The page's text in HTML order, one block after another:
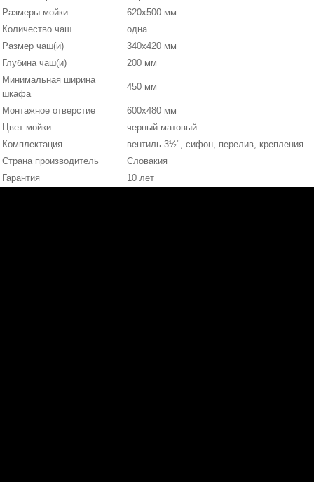
Размеры мойки
620х500 мм
Количество чаш
одна
Размер чаш(и)
340х420 мм
Глубина чаш(и)
200 мм
Минимальная ширина
шкафа
450 мм
Монтажное отверстие
600х480 мм
Цвет мойки
черный матовый
Комплектация
вентиль 3½", сифон, перелив, крепления
Страна производитель
Словакия
Гарантия
10 лет